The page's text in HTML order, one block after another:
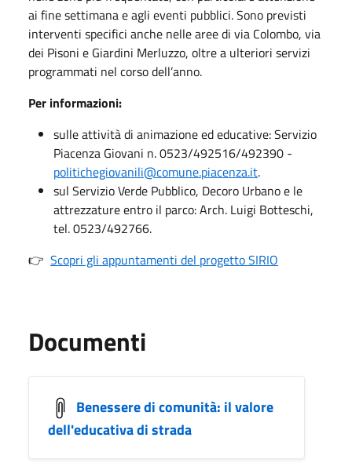
ai fine settimana e agli eventi pubblici. Sono previsti
interventi specifici anche nelle aree di via Colombo, via
dei Pisoni e Giardini Merluzzo, oltre a ulteriori servizi
programmati nel corso dell’anno.
Per informazioni:
sulle attività di animazione ed educative: Servizio
Piacenza Giovani n. 0523/492516/492390 -
politichegiovanili@comune.piacenza.it.
sul Servizio Verde Pubblico, Decoro Urbano e le
attrezzature entro il parco: Arch. Luigi Botteschi,
tel. 0523/492766.
👉 Scopri gli appuntamenti del progetto SIRIO
Documenti
Benessere di comunità: il valore
dell'educativa di strada